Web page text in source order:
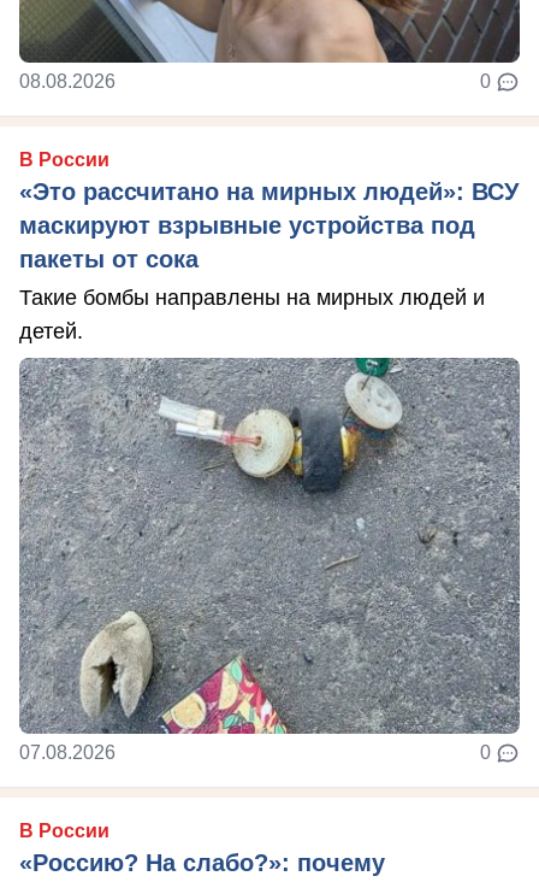
08.08.2026 0
В России
«Это рассчитано на мирных людей»: ВСУ
маскируют взрывные устройства под
пакеты от сока
Такие бомбы направлены на мирных людей и
детей.
07.08.2026 0
В России
«Россию? На слабо?»: почему